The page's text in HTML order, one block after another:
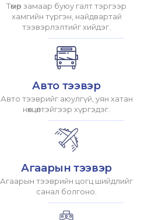
Төмөр замаар буюу галт тэргээр
хамгийн түргэн, найдвартай
тээвэрлэлтийг хийдэг.
Авто тээвэр
Авто тээврийг аюулгүй, уян хатан
нөхцөлтэйгээр хүргэдэг.
Агаарын тээвэр
Агаарын тээврийн цогц шийдлийг
санал болгоно.